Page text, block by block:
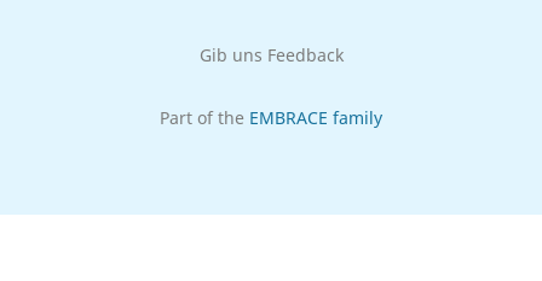
Gib uns Feedback
Part of the EMBRACE family